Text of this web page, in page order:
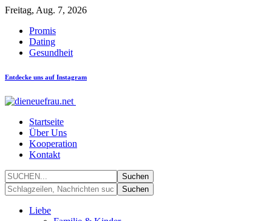
Freitag, Aug. 7, 2026
Promis
Dating
Gesundheit
Entdecke uns auf Instagram
Startseite
Über Uns
Kooperation
Kontakt
Liebe